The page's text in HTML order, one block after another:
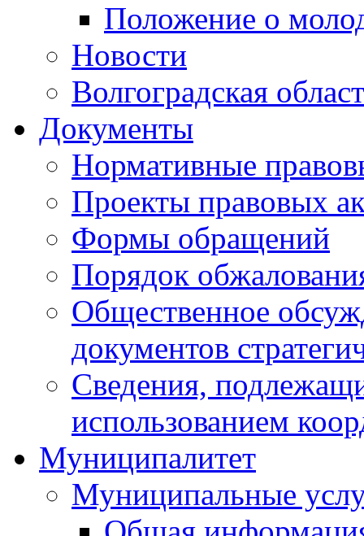
Положение о
Новости
Волгоградская
Документы
Нормативные
Проекты правовых
Формы обращений
Порядок
Общественное
документов
Сведения,
использованием
Муниципалитет
Муниципальные